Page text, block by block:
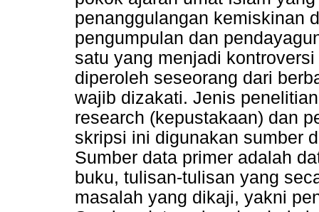
penanggulangan kemiskinan
pengumpulan dan
satu yang menjadi
diperoleh seseorang dari
wajib dizakati. Jenis
research (kepustakaan) dan
skripsi ini digunakan sumber
Sumber data primer adalah
buku, tulisan-tulisan yang
masalah yang dikaji, yakni